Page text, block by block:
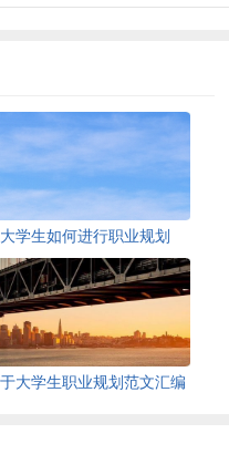
大学生如何进行职业规划
大学生职业规划范文汇编